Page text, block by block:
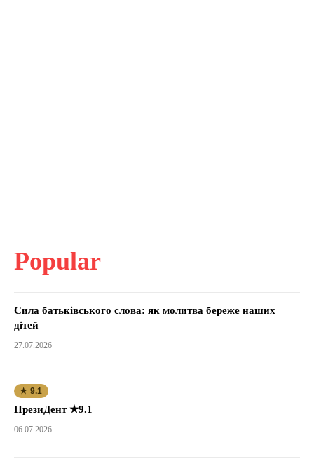
Popular
Сила батьківського слова: як молитва береже наших
дітей
27.07.2026
★ 9.1
ПрезиДент ★9.1
06.07.2026